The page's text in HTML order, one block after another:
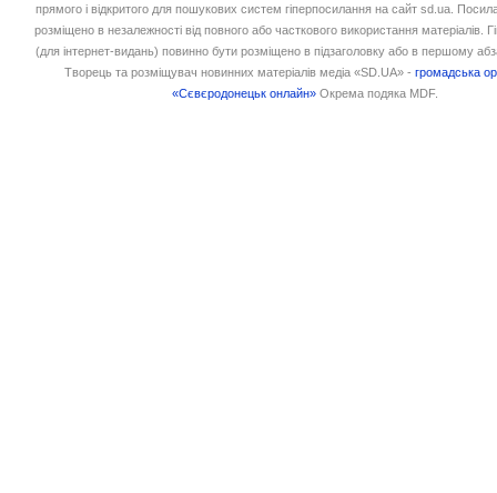
прямого і відкритого для пошукових систем гіперпосилання на сайт sd.ua.
розміщено в незалежності від повного або часткового використання матеріалів.
(для інтернет-видань) повинно бути розміщено в підзаголовку або в першому
Творець та розміщувач новинних матеріалів медіа «SD.UA» -громадська
«Сєвєродонецьк онлайн» Окрема подяка MDF.